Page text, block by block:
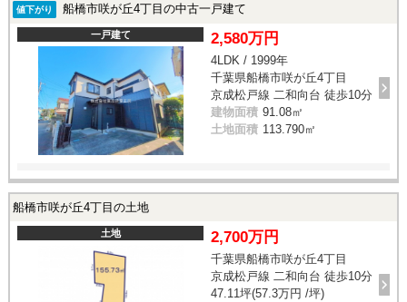
値下がり 船橋市咲が丘4丁目の中古一戸建て
一戸建て 2,580万円
4LDK / 1999年
千葉県船橋市咲が丘4丁目
京成松戸線 二和向台 徒歩10分
建物面積 91.08㎡
土地面積 113.790㎡
船橋市咲が丘4丁目の土地
土地 2,700万円
千葉県船橋市咲が丘4丁目
京成松戸線 二和向台 徒歩10分
47.11坪(57.3万円 /坪)